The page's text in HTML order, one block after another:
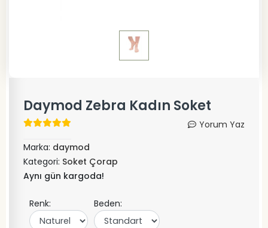
Daymod Zebra Kadın Soket
Yorum Yaz
Marka: daymod
Kategori: Soket Çorap
Aynı gün kargoda!
Renk: Beden: